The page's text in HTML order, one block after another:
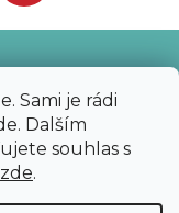
Sami je rádi
Dalším
souhlas s
zde.
- Svět